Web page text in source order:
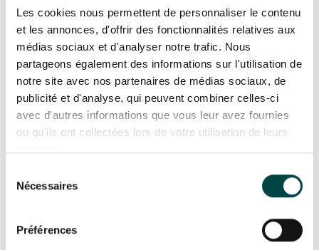
Les cookies nous permettent de personnaliser le contenu
et les annonces, d'offrir des fonctionnalités relatives aux
médias sociaux et d'analyser notre trafic. Nous
partageons également des informations sur l'utilisation de
notre site avec nos partenaires de médias sociaux, de
publicité et d'analyse, qui peuvent combiner celles-ci
avec d'autres informations que vous leur avez fournies
ou qu'ils ont collectées lors de votre utilisation de leurs
Nécessaires
Préférences
des enjeux importants au quotidien.
Les erreurs fréquentes lorsque
tout est pensé trop tard
Sur chantier, certaines problématiques reviennent
régulièrement lorsque l’habillage des fenêtres n’a